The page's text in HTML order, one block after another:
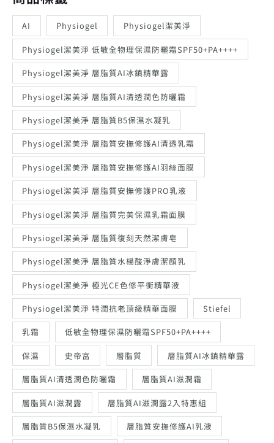
AI Physiogel Physiogel潔美淨
Physiogel潔美淨 低敏全物理保濕防曬霜SPF50+PA++++
Physiogel潔美淨 層脂質AI冰鎮精華露
Physiogel潔美淨 層脂質AI清透潤色防曬霜
Physiogel潔美淨 層脂質B5保濕水凝乳
Physiogel潔美淨 層脂質安撫修護AI清透乳霜
Physiogel潔美淨 層脂質安撫修護AI羽絲面膜
Physiogel潔美淨 層脂質安撫修護PRO乳液
Physiogel潔美淨 層脂質完美保濕乳霜面膜
Physiogel潔美淨 層脂質復刻天然潔膚皂
Physiogel潔美淨 層脂質水楊酸淨膚潔顏乳
Physiogel潔美淨 極光CE色修平衡精華液
Physiogel潔美淨 特潤抗老頂級精華面膜 Stiefel
乳霜 低敏全物理保濕防曬霜SPF50+PA++++
保濕 史帝富 層脂質 層脂質AI冰鎮精華露
層脂質AI清透潤色防曬霜 層脂質AI滋潤霜
層脂質AI滋潤露 層脂質AI滋潤露2入特惠組
層脂質B5保濕水凝乳 層脂質安撫修護AI乳液